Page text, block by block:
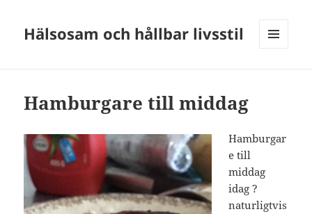
Hälsosam och hållbar livsstil
Hamburgare till middag
Hamburgar
e till
middag
idag?
naturligtvis